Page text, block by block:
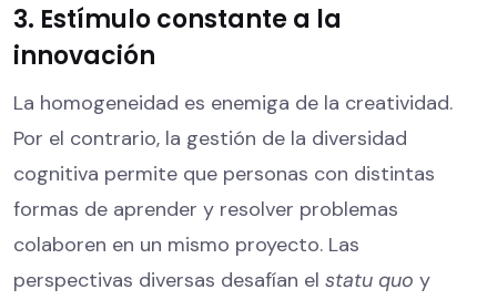
3. Estímulo constante a la
innovación
La homogeneidad es enemiga de la creatividad.
Por el contrario, la gestión de la diversidad
cognitiva permite que personas con distintas
formas de aprender y resolver problemas
colaboren en un mismo proyecto. Las
perspectivas diversas desafían el statu quo y